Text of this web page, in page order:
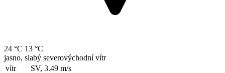
24 °C 13 °C
jasno, slabý severovýchodní vítr
vítr
SV, 3.49 m/s